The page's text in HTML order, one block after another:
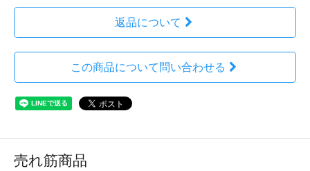
返品について
この商品について問い合わせる
売れ筋商品